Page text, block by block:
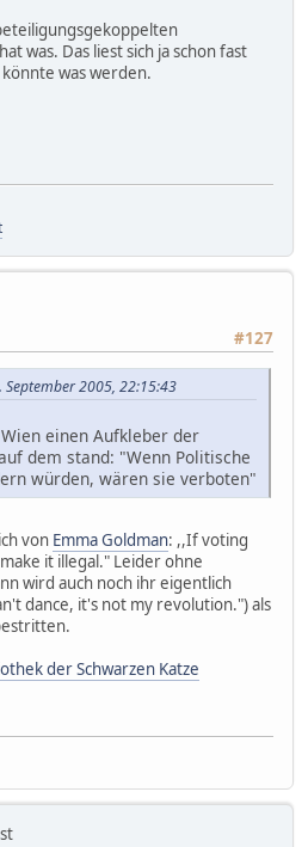
was. Das liest sich ja schon fast
was werden.
#127
2005, 22:15:43
einen Aufkleber der
dem stand: "Wenn Politische
würden, wären sie verboten"
von Emma Goldman: ,,If voting
it illegal." Leider ohne
wird auch noch ihr eigentlich
dance, it's not my revolution.") als
der Schwarzen Katze